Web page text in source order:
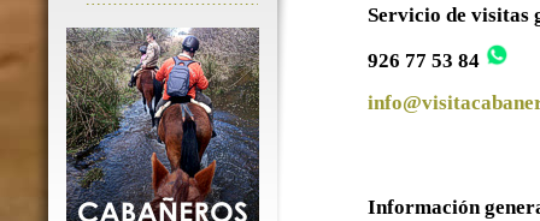
Servicio de visitas
926 77 53 84
Información